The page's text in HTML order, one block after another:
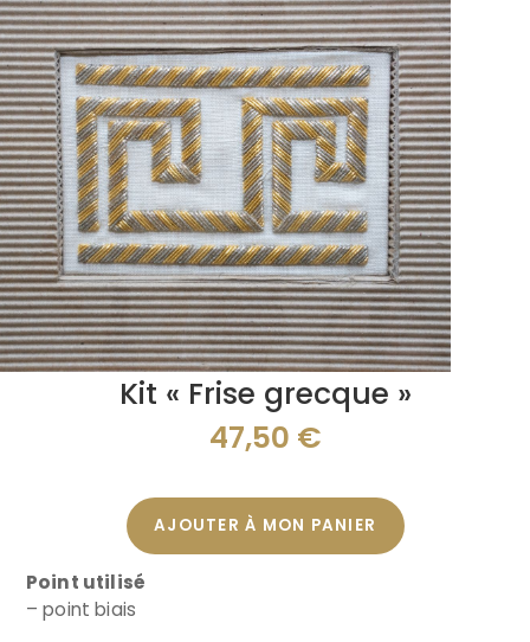
Kit « Frise grecque »
47,50 €
AJOUTER À MON PANIER
Point utilisé
– point biais